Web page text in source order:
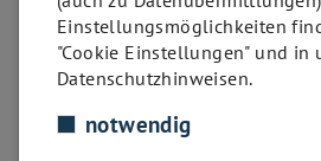
34.00
48.00
75.00
Einstellungsmöglichkeiten
"Cookie Einstellungen" und in
Datenschutzhinweisen.
notwendig